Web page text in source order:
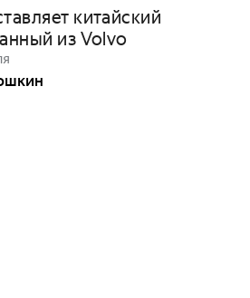
китайский
из Volvo